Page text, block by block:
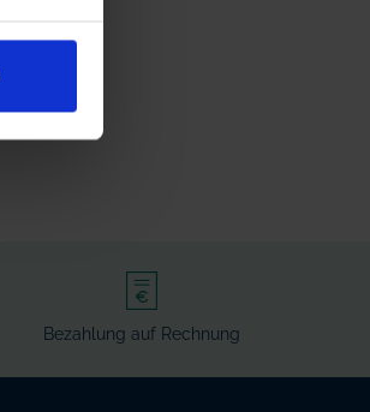
Bezahlung auf Rechnung